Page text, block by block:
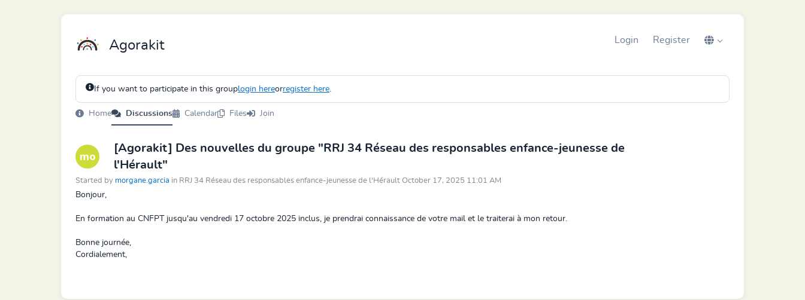
Agorakit Login Register
If you want to participate in this grouplogin hereorregister here.
Home Discussions Calendar Files Join
[Agorakit] Des nouvelles du groupe "RRJ 34 Réseau des responsables enfance-jeunesse de
l'Hérault"
Started by morgane.garcia in RRJ 34 Réseau des responsables enfance-jeunesse de l'Hérault October 17, 2025 11:01 AM
Bonjour,
En formation au CNFPT jusqu'au vendredi 17 octobre 2025 inclus, je prendrai connaissance de votre mail et le traiterai à mon retour.
Bonne journée,
Cordialement,